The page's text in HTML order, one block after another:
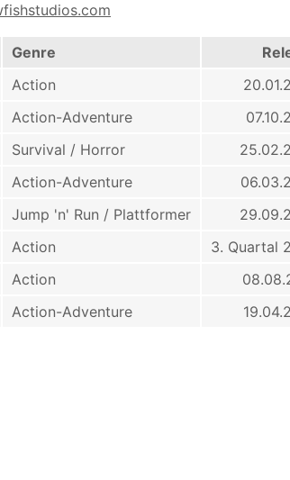
Genre
Action
Action-Adventure
Survival / Horror
Action-Adventure
Jump 'n' Run / Plattformer
Action
3. Quartal
Action
Action-Adventure